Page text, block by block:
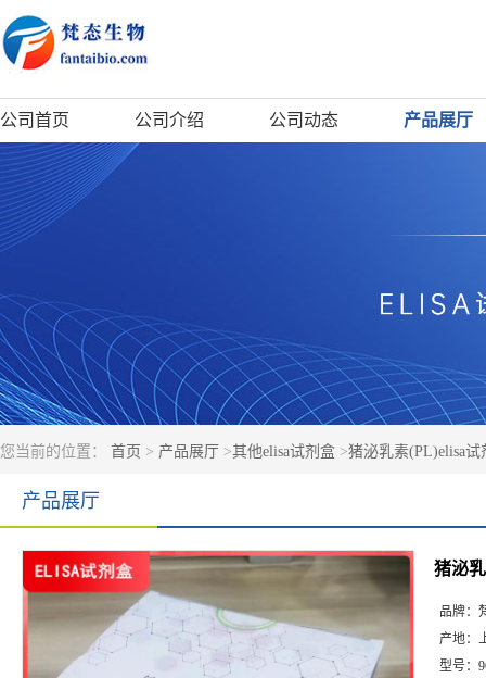
公司首页 公司介绍 公司动态 产品展厅
您当前的位置： 首页 > 产品展厅 >其他elisa试剂盒 >猪泌乳素(PL)elisa试
产品展厅
猪泌
品牌：
产地：
型号：